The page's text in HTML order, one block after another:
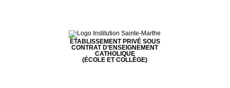
ETABLISSEMENT PRIVÉ SOUS
CONTRAT D’ENSEIGNEMENT
CATHOLIQUE
(ÉCOLE ET COLLÈGE)